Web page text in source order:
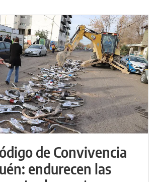
de Convivencia
endurecen las